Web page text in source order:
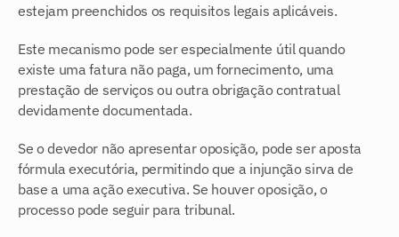
estejam preenchidos os requisitos legais aplicáveis.
Este mecanismo pode ser especialmente útil quando
existe uma fatura não paga, um fornecimento, uma
prestação de serviços ou outra obrigação contratual
devidamente documentada.
Se o devedor não apresentar oposição, pode ser aposta
fórmula executória, permitindo que a injunção sirva de
base a uma ação executiva. Se houver oposição, o
processo pode seguir para tribunal.